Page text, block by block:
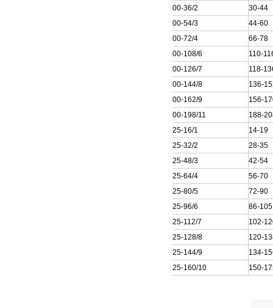
250QJ100-36/2
30-44
250QJ100-54/3
44-60
250QJ100-72/4
66-78
250QJ100-108/6
110-
250QJ100-126/7
118-
250QJ100-144/8
136-
250QJ100-162/9
156-
250QJ100-198/11
188-
250QJ125-16/1
14-19
250QJ125-32/2
28-35
250QJ125-48/3
42-54
250QJ125-64/4
56-70
250QJ125-80/5
72-90
250QJ125-96/6
86-105
250QJ125-112/7
102-
250QJ125-128/8
120-
250QJ125-144/9
134-
250QJ125-160/10
150-